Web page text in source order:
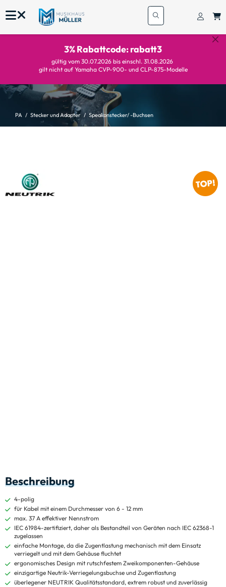
3% Rabattcode: rabatt3
gültig vom 30.07.2026 bis einschl. 31.08.2026
gilt nicht auf Yamaha CVP-900- und CLP-875-Modelle
PA Stecker und Adapter Speakonstecker/ -Buchsen
Beschreibung
4-polig
für Kabel mit einem Durchmesser von 6 - 12 mm
max. 37 A effektiver Nennstrom
IEC 61984-zertifiziert, daher als Bestandteil von Geräten nach IEC 62368-1
zugelassen
einfache Montage, da die Zugentlastung mechanisch mit dem Einsatz
verriegelt und mit dem Gehäuse fluchtet
ergonomisches Design mit rutschfestem Zweikomponenten-Gehäuse
einzigartige Neutrik-Verriegelungsbuchse und Zugentlastung
überlegener NEUTRIK Qualitätsstandard, extrem robust und zuverlässig